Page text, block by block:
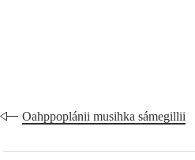
Oahppoplánii musihka sámegillii